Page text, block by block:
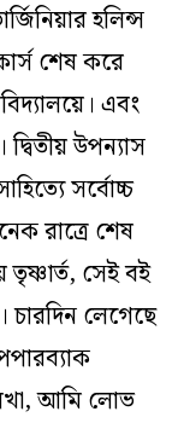
হলিন্স
শেষ করে
এবং
উপন্যাস
সর্বোচ্চ
রাত্রে শেষ
সেই বই
লেগেছে
আমি লোভ